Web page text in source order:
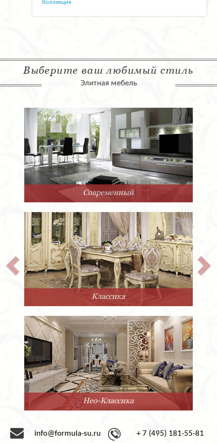
Коллекция
Выберите ваш любимый стиль
Элитная мебель
Прованс
Минимализм
info@formula-su.ru + 7 (495) 181-55-81